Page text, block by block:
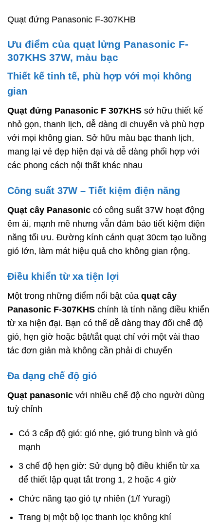
Quạt đứng Panasonic F-307KHB
Ưu điểm của quạt lửng Panasonic F-
307KHS 37W, màu bạc
Thiết kế tinh tế, phù hợp với mọi không
gian
Quạt đứng Panasonic F 307KHS sở hữu thiết kế
nhỏ gọn, thanh lịch, dễ dàng di chuyển và phù hợp
với mọi không gian. Sở hữu màu bạc thanh lịch,
mang lại vẻ đẹp hiện đại và dễ dàng phối hợp với
các phong cách nội thất khác nhau
Công suất 37W – Tiết kiệm điện năng
Quạt cây Panasonic có công suất 37W hoạt động
êm ái, mạnh mẽ nhưng vẫn đảm bảo tiết kiệm điện
năng tối ưu. Đường kính cánh quạt 30cm tạo luồng
gió lớn, làm mát hiệu quả cho không gian rộng.
Điều khiển từ xa tiện lợi
Một trong những điểm nổi bật của quạt cây
Panasonic F-307KHS chính là tính năng điều khiển
từ xa hiện đại. Bạn có thể dễ dàng thay đổi chế độ
gió, hẹn giờ hoặc bật/tắt quạt chỉ với một vài thao
tác đơn giản mà không cần phải di chuyển
Đa dạng chế độ gió
Quạt panasonic với nhiều chế độ cho người dùng
tuỳ chỉnh
Có 3 cấp độ gió: gió nhẹ, gió trung bình và gió
mạnh
3 chế độ hẹn giờ: Sử dụng bộ điều khiển từ xa
để thiết lập quạt tắt trong 1, 2 hoặc 4 giờ
Chức năng tạo gió tự nhiên (1/f Yuragi)
Trang bị một bộ lọc thanh lọc không khí